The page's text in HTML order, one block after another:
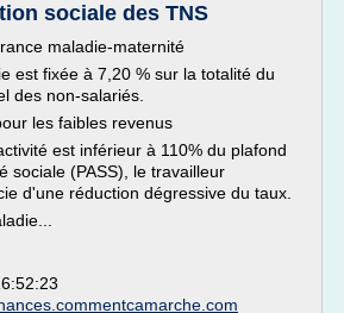
sociale des TNS
maladie-maternité
est fixée à 7,20 % sur la totalité du
des non-salariés.
les faibles revenus
est inférieur à 110% du plafond
sociale (PASS), le travailleur
d'une réduction dégressive du taux.